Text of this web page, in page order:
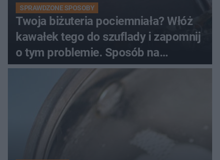
SPRAWDZONE SPOSOBY
Twoja biżuteria pociemniała? Włóż
kawałek tego do szuflady i zapomnij
o tym problemie. Sposób na
pociemniałą biżuterię